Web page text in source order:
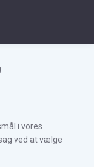
i vores
ved at vælge